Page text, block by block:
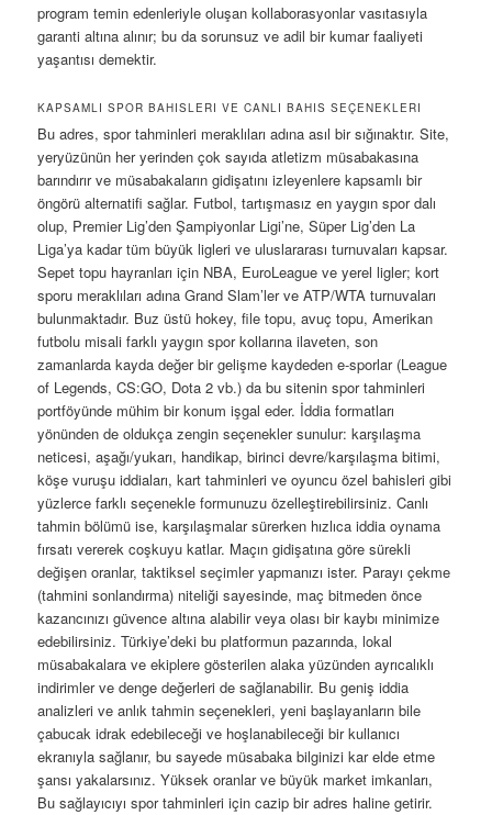
program temin edenleriyle oluşan kollaborasyonlar vasıtasıyla
garanti altına alınır; bu da sorunsuz ve adil bir kumar faaliyeti
yaşantısı demektir.
KAPSAMLI SPOR BAHISLERI VE CANLI BAHIS SEÇENEKLERI
Bu adres, spor tahminleri meraklıları adına asıl bir sığınaktır. Site,
yeryüzünün her yerinden çok sayıda atletizm müsabakasına
barındırır ve müsabakaların gidişatını izleyenlere kapsamlı bir
öngörü alternatifi sağlar. Futbol, tartışmasız en yaygın spor dalı
olup, Premier Lig’den Şampiyonlar Ligi’ne, Süper Lig’den La
Liga’ya kadar tüm büyük ligleri ve uluslararası turnuvaları kapsar.
Sepet topu hayranları için NBA, EuroLeague ve yerel ligler; kort
sporu meraklıları adına Grand Slam’ler ve ATP/WTA turnuvaları
bulunmaktadır. Buz üstü hokey, file topu, avuç topu, Amerikan
futbolu misali farklı yaygın spor kollarına ilaveten, son
zamanlarda kayda değer bir gelişme kaydeden e-sporlar (League
of Legends, CS:GO, Dota 2 vb.) da bu sitenin spor tahminleri
portföyünde mühim bir konum işgal eder. İddia formatları
yönünden de oldukça zengin seçenekler sunulur: karşılaşma
neticesi, aşağı/yukarı, handikap, birinci devre/karşılaşma bitimi,
köşe vuruşu iddiaları, kart tahminleri ve oyuncu özel bahisleri gibi
yüzlerce farklı seçenekle formunuzu özelleştirebilirsiniz. Canlı
tahmin bölümü ise, karşılaşmalar sürerken hızlıca iddia oynama
fırsatı vererek coşkuyu katlar. Maçın gidişatına göre sürekli
değişen oranlar, taktiksel seçimler yapmanızı ister. Parayı çekme
(tahmini sonlandırma) niteliği sayesinde, maç bitmeden önce
kazancınızı güvence altına alabilir veya olası bir kaybı minimize
edebilirsiniz. Türkiye’deki bu platformun pazarında, lokal
müsabakalara ve ekiplere gösterilen alaka yüzünden ayrıcalıklı
indirimler ve denge değerleri de sağlanabilir. Bu geniş iddia
analizleri ve anlık tahmin seçenekleri, yeni başlayanların bile
çabucak idrak edebileceği ve hoşlanabileceği bir kullanıcı
ekranıyla sağlanır, bu sayede müsabaka bilginizi kar elde etme
şansı yakalarsınız. Yüksek oranlar ve büyük market imkanları,
Bu sağlayıcıyı spor tahminleri için cazip bir adres haline getirir.